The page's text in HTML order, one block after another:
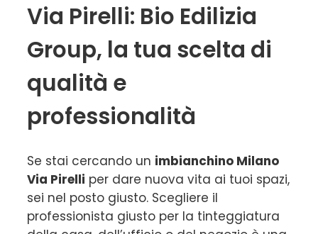
Via Pirelli: Bio Edilizia
Group, la tua scelta di
qualità e
professionalità
Se stai cercando un imbianchino Milano
Via Pirelli per dare nuova vita ai tuoi spazi,
sei nel posto giusto. Scegliere il
professionista giusto per la tinteggiatura